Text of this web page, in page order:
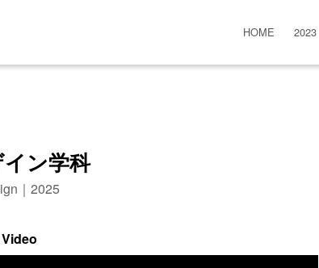
HOME 2023
ン学科
｜2025